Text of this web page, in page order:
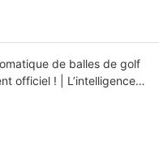
de balles de golf
officiel ! | L’intelligence